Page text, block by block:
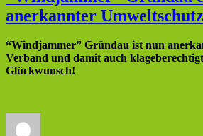
anerkannter
“Windjammer” Gründau ist nun
Verband und damit auch
Glückwunsch!